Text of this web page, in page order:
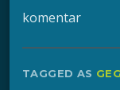
komentar
TAGGED AS